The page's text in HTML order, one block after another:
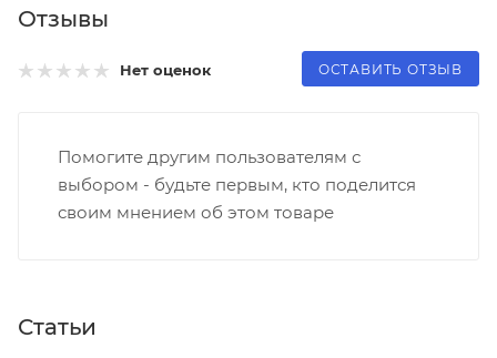
Отзывы
Нет оценок ОСТАВИТЬ ОТЗЫВ
Помогите другим пользователям с
выбором - будьте первым, кто поделится
своим мнением об этом товаре
Статьи